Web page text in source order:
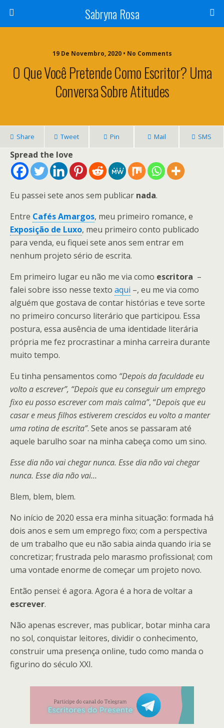
Sabryna Rosa
19 De Novembro, 2020 • No Comments
O Que Você Pretende Como Escritor? Uma
Conversa Sobre Atitudes
Share Tweet Pin Mail SMS
Spread the love
Eu passei sete anos sem publicar nada.
Entre Cafés Amargos, meu primeiro romance, e
Exposição de Luxo, meu primeiro conto publicado
para venda, eu fiquei sete anos sem entrar em
nenhum projeto sério de escrita.
Em primeiro lugar eu não me via como escritora –
falei sobre isso nesse texto aqui –, eu me via como
alguém que gostava de contar histórias e teve sorte
no primeiro concurso literário que participou. Essa
postura, essa ausência de uma identidade literária
própria me fez procrastinar a minha carreira durante
muito tempo.
Eu tinha pensamentos como “Depois da faculdade eu
volto a escrever”, “Depois que eu conseguir um emprego
fixo eu posso escrever com mais calma”, “Depois que eu
casar e meus filhos estiverem crescidos eu volto a manter
uma rotina de escrita”. Sete anos se passaram até
aquele barulho soar na minha cabeça como um sino.
Esse dia não vai chegar nunca. Esse dia não vai chegar
nunca. Esse dia não vai…
Blem, blem, blem.
No início de 2020 essa era minha situação: formada há
dois anos e sem um emprego fixo; com a perspectiva
de um trabalho que eu não sabia ainda quando iria se
concretizar; frustrada pelo marasmo profissional; com
uma vontade enorme de começar um projeto novo.
Então pensei: é agora. Agora é a hora de voltar a
escrever.
Não apenas escrever, mas publicar, botar minha cara
no sol, conquistar leitores, dividir o conhecimento,
construir uma presença online, tudo como manda o
figurino do século XXI.